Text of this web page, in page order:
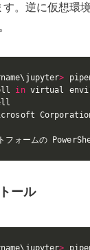
。逆に仮想環
>
in virtual
トフォームの
ール